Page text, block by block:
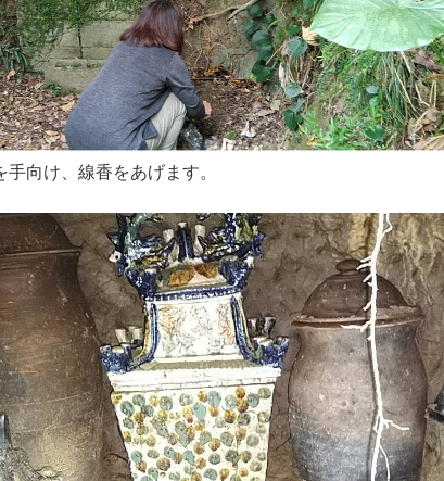
向け、線香をあげます。